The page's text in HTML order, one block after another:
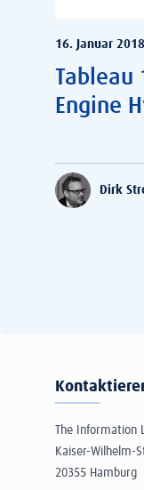
16. Januar 2018
Tableau
Engine
Dirk
The Information
Kaiser-Wilhelm-
20355 Hamburg